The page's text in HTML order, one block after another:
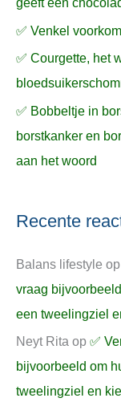
✅ Venkel
✅ Courgette, het
✅ Bobbeltje in
borstkanker en
aan het woord
Recente
Balans lifestyle op
vraag
een tweelingziel
Neyt Rita op ✅
bijvoorbeeld om
tweelingziel en